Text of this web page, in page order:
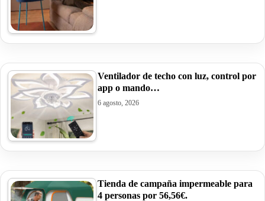
Ventilador de techo con luz, control por
app o mando…
6 agosto, 2026
Tienda de campaña impermeable para
4 personas por 56,56€.